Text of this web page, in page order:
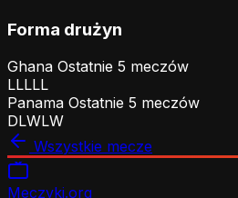
Forma drużyn
Ghana Ostatnie 5 meczów
LLLLL
Panama Ostatnie 5 meczów
DLWLW
Wszystkie mecze
Meczyki.org